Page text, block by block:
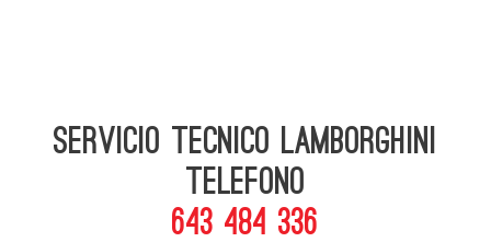
Servicio Tecnico Lamborghini
telefono
643 484 336